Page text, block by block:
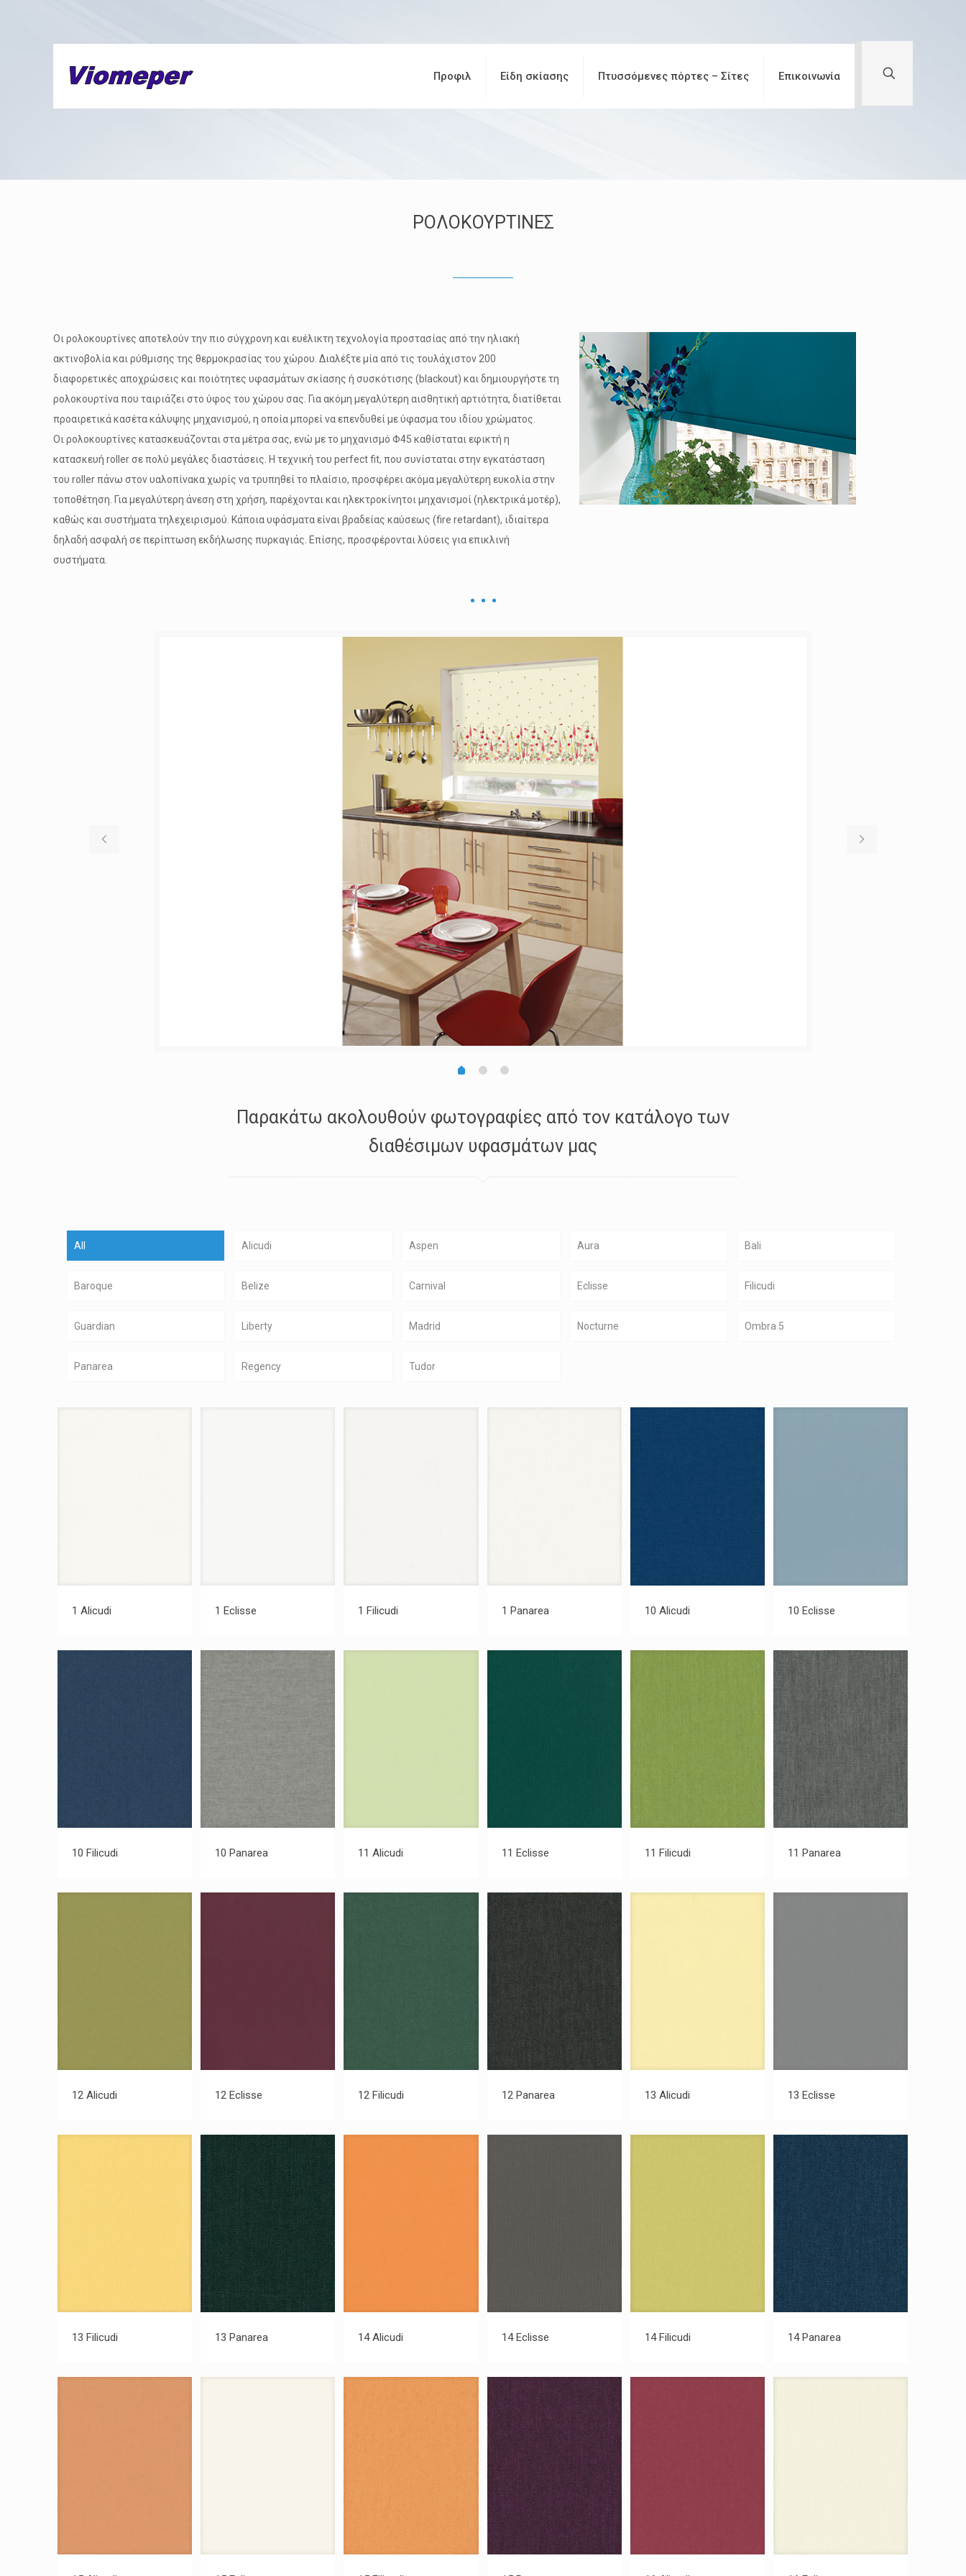
Προφιλ Είδη σκίασης Πτυσσόμενες πόρτες – Σίτες Επικοινωνία
ΡΟΛΟΚΟΥΡΤΙΝΕΣ
Οι ρολοκουρτίνες αποτελούν την πιο σύγχρονη και ευέλικτη τεχνολογία προστασίας από την ηλιακή
ακτινοβολία και ρύθμισης της θερμοκρασίας του χώρου. Διαλέξτε μία από τις τουλάχιστον 200
διαφορετικές αποχρώσεις και ποιότητες υφασμάτων σκίασης ή συσκότισης (blackout) και δημιουργήστε τη
ρολοκουρτίνα που ταιριάζει στο ύφος του χώρου σας. Για ακόμη μεγαλύτερη αισθητική αρτιότητα, διατίθεται
προαιρετικά κασέτα κάλυψης μηχανισμού, η οποία μπορεί να επενδυθεί με ύφασμα του ιδίου χρώματος.
Οι ρολοκουρτίνες κατασκευάζονται στα μέτρα σας, ενώ με το μηχανισμό Φ45 καθίσταται εφικτή η
κατασκευή roller σε πολύ μεγάλες διαστάσεις. Η τεχνική του perfect fit, που συνίσταται στην εγκατάσταση
του roller πάνω στον υαλοπίνακα χωρίς να τρυπηθεί το πλαίσιο, προσφέρει ακόμα μεγαλύτερη ευκολία στην
τοποθέτηση. Για μεγαλύτερη άνεση στη χρήση, παρέχονται και ηλεκτροκίνητοι μηχανισμοί (ηλεκτρικά μοτέρ),
καθώς και συστήματα τηλεχειρισμού. Κάποια υφάσματα είναι βραδείας καύσεως (fire retardant), ιδιαίτερα
δηλαδή ασφαλή σε περίπτωση εκδήλωσης πυρκαγιάς. Επίσης, προσφέρονται λύσεις για επικλινή
συστήματα.
Παρακάτω ακολουθούν φωτογραφίες από τον κατάλογο των
διαθέσιμων υφασμάτων μας
All Alicudi Aspen Aura Bali
Baroque Belize Carnival Eclisse Filicudi
Guardian Liberty Madrid Nocturne Ombra 5
Panarea Regency Tudor
1 Alicudi 1 Eclisse 1 Filicudi 1 Panarea 10 Alicudi 10 Eclisse
10 Filicudi 10 Panarea 11 Alicudi 11 Eclisse 11 Filicudi 11 Panarea
12 Alicudi 12 Eclisse 12 Filicudi 12 Panarea 13 Alicudi 13 Eclisse
13 Filicudi 13 Panarea 14 Alicudi 14 Eclisse 14 Filicudi 14 Panarea